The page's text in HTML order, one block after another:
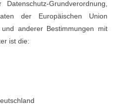
Grundverordnung,
der Europäischen Union
anderer Bestimmungen mit
ist die: